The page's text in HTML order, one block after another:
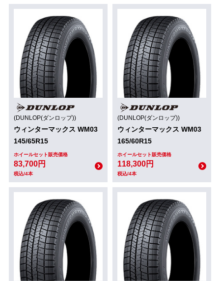
(DUNLOP(ダンロップ))
ウィンターマックス WM03
145/65R15
ホイールセット販売価格
83,700円
税込/4本
(DUNLOP(ダンロップ))
ウィンターマックス WM03
165/60R15
ホイールセット販売価格
118,300円
税込/4本